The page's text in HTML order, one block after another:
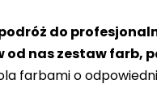
do
od nas zestaw farb,
farbami o